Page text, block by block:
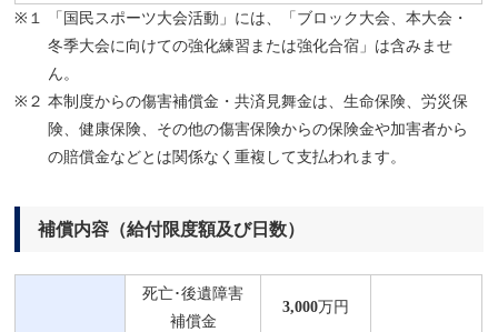
※１
「国民スポーツ大会活動」には、「ブロック大会、本大会・
冬季大会に向けての強化練習または強化合宿」は含みませ
ん。
※２ 本制度からの傷害補償金・共済見舞金は、生命保険、労災保
険、健康保険、その他の傷害保険からの保険金や加害者から
の賠償金などとは関係なく重複して支払われます。
補償内容（給付限度額及び日数）
死亡･後遺障害
補償金
3,000万円